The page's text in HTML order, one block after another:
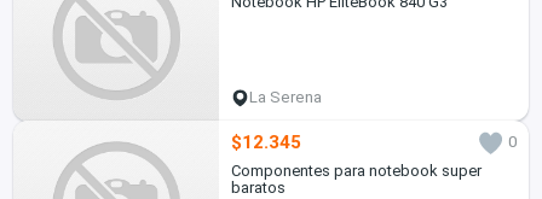
La Serena
$12.345
0
Componentes para notebook super
baratos